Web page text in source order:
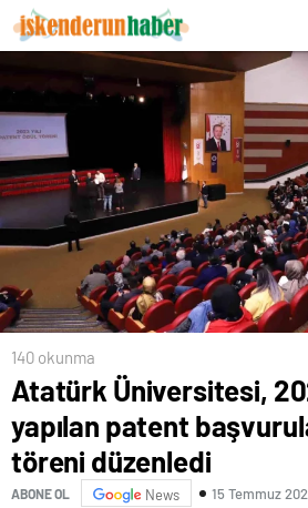
140 okunma
Atatürk Üniversitesi,
yapılan patent
töreni düzenledi
ABONE OL News 15 Temmuz
Ülkelerle Paylaşımı Söz Konusu